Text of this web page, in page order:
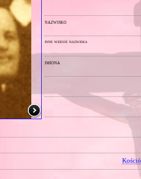
nazwisko
inne wersje nazwiska
imiona